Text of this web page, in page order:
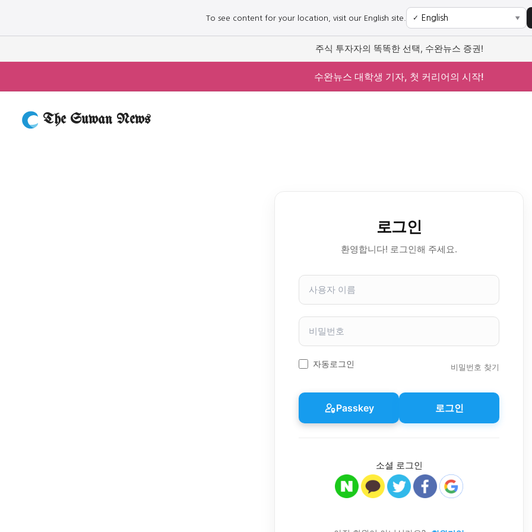
To see content for your location, visit our English site. ✓ ▼
주식 투자자의 똑똑한 선택, 수완뉴스 증권!
수완뉴스 대학생 기자, 첫 커리어의 시작!
The Suwan News
로그인
환영합니다! 로그인해 주세요.
사
자
이
비
번
호
자동로그인 비밀번호 찾기
Passkey 로그인
소셜 로그인